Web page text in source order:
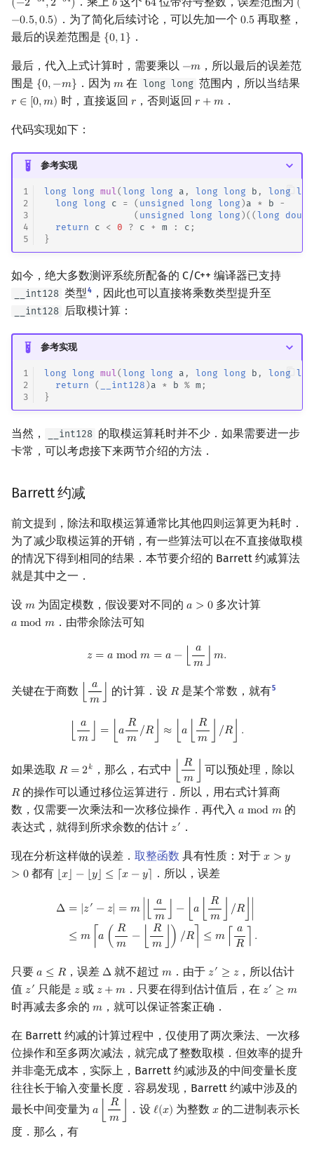
(−2 ,2 )
(−2− 64,2− 64) 𝑏
b 64
64
(
−0.5,0.5)
(−
．为了简化后续讨论，可以先加一个 0.5
0.5 再取整，
最后的误差范围是 {0,1}
{0,1 } ．
最后，代入上式计算时，需要乘以 −𝑚
−m ，所以最后的误差范
围是 {0,−𝑚}
{0,−m} ．因为 𝑚
m在 long long 范围内，所以当结果
𝑟 ∈ [0,𝑚)
r∈[ 0,m) 时，直接返回 𝑟
r，否则返回 𝑟 +𝑚
r+m ．
代码实现如下：
参考实现
1
2
3
4
5
long long mul(long long a , long long b , long
long
long c = ( unsigned long long ) a * b
-
( unsigned long long )((long
return
c < 0 ? c + m : c ;
}
如今，绝大多数测评系统所配备的 C/C++ 编译器已支持
__int128 类型4 ，因此也可以直接将乘数类型提升至
__int128 后取模计算：
参考实现
1
2
3
long long mul (long long a , long long b , long
return
( __int128 ) a * b % m ;
}
当然， __int128 的取模运算耗时并不少．如果需要进一步
卡常，可以考虑接下来两节介绍的方法．
Barrett 约减
前文提到，除法和取模运算通常比其他四则运算更为耗时．
为了减少取模运算的开销，有一些算法可以在不直接做取模
的情况下得到相同的结果．本节要介绍的 Barrett 约减算法
就是其中之一．
设 𝑚
m 为固定模数，假设要对不同的𝑎 > 0
a >0 多次计算
𝑎 mod 𝑚
a modm ．由带余除法可知
𝑧 = 𝑎 mod𝑚 = 𝑎 −
𝑎
𝑚
𝑚.
z= amodm=a− ⌊a ⌋m
关键在于商数
𝑎
𝑚
am 的计算．设 𝑅
R 是某个常数，就有5
𝑎
𝑚
= ⌊𝑎 𝑅
𝑚 /𝑅 ≈ 𝑎
𝑅
𝑚
/𝑅 .
a aR m /R m⌋/ .
如果选取 𝑅 = 2𝑘
R= 2k ，那么，右式中
𝑅
𝑚
Rm 可以预处理，除以
𝑅
R 的操作可以通过移位运算进行．所以，用右式计算商
数，仅需要一次乘法和一次移位操作．再代入 𝑎 mod 𝑚
a modm 的
表达式，就得到所求余数的估计 𝑧′
z′ ．
现在分析这样做的误差． 取整函数 具有性质：对于 𝑥 > 𝑦
> 0
x>y>0
都有 ⌊𝑥⌋ − ⌊𝑦⌋ ≤ ⌈𝑥 −𝑦⌉
x⌋ ⌊y ≤⌈ −y ．所以，误差
Δ = |𝑧′ −𝑧| = 𝑚
𝑎
𝑚
− 𝑎
𝑅
𝑚
/𝑅
≤ 𝑚 ⌈𝑎 ( 𝑅
𝑚 −
𝑅
𝑚
) /𝑅⌉ ≤ 𝑚
𝑎
𝑅
.
=m a m a R ⌋|≤ m −⌊R ⌋ )/
只要 𝑎 ≤ 𝑅
a ≤R ，误差 Δ
Δ 就不超过𝑚
m ．由于𝑧′ ≥ 𝑧
z′≥ z
，所以估计
值 𝑧′
z′ 只能是𝑧
z或 𝑧 +𝑚
z+m ．只要在得到估计值后，在 𝑧′ ≥ 𝑚
z′≥ m
时再减去多余的 𝑚
m ，就可以保证答案正确．
在 Barrett 约减的计算过程中，仅使用了两次乘法、一次移
位操作和至多两次减法，就完成了整数取模．但效率的提升
并非毫无成本，实际上，Barrett 约减涉及的中间变量长度
往往长于输入变量长度．容易发现，Barrett 约减中涉及的
最长中间变量为 𝑎
𝑅
𝑚
a Rm⌋ ．设 ℓ(𝑥)
ℓ(x) 为整数𝑥
x 的二进制表示长
度．那么，有